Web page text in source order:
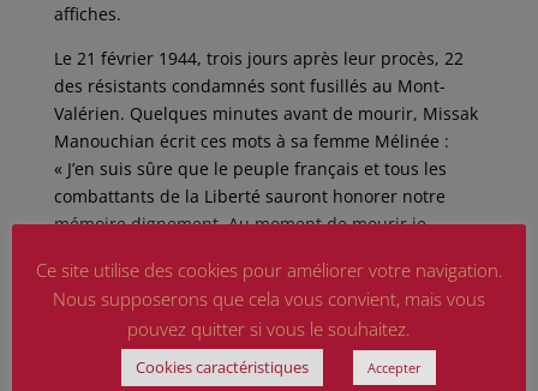
affiches.
Le 21 février 1944, trois jours après leur procès, 22
des résistants condamnés sont fusillés au Mont-
Valérien. Quelques minutes avant de mourir, Missak
Manouchian écrit ces mots à sa femme Mélinée :
« J’en suis sûre que le peuple français et tous les
combattants de la Liberté sauront honorer notre
mémoire dignement. Au moment de mourir je
allemand et contre qui que ce soit ».
Jamais les FTP-MOI parisiens ne se seront soumis à
la haine, pas même au moment d’être fusillés.
Jamais ils n’auront assimilé le peuple allemand à la
Ce site utilise des cookies pour améliorer votre navigation.
Nous supposerons que cela vous convient, mais vous
pouvez quitter si vous le souhaitez.
Cookies caractéristiques Accepter